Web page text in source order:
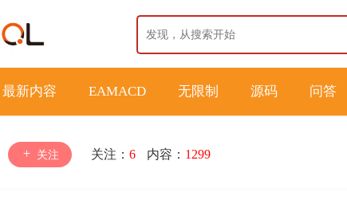
最新内容 EAMACD 无限制 源码 问答
关注 关注： 6 内容： 1299